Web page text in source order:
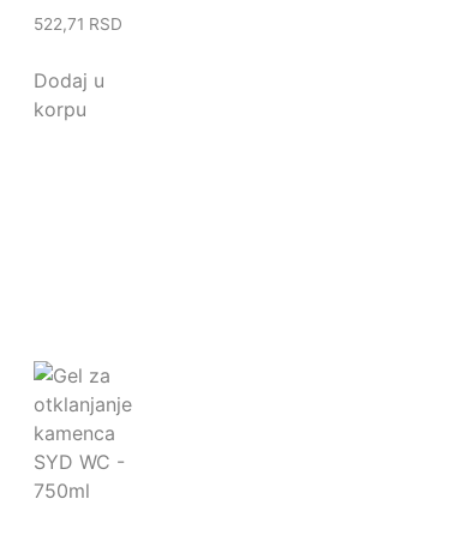
522,71 RSD
Dodaj u
korpu